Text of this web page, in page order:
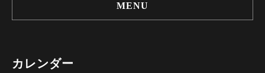
MENU
カレンダー